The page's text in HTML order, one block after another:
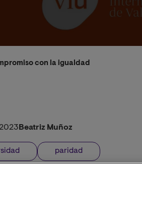
con la igualdad
Beatriz Muñoz
paridad
es ‘Lograr la igualdad entre los
con el que la Universidad
De hecho, el compromiso con